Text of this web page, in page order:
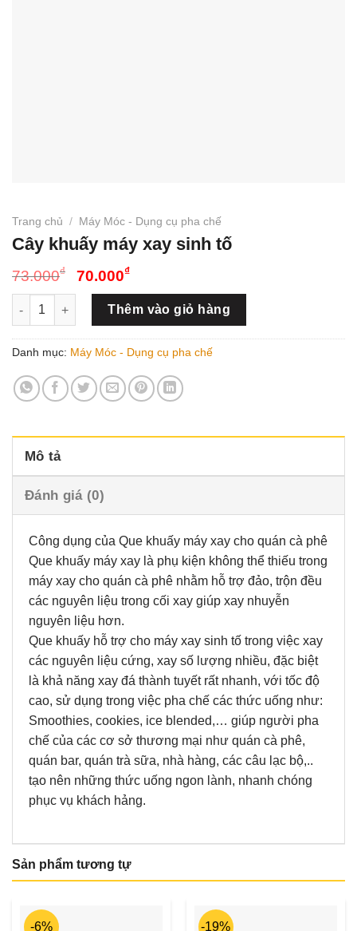
Trang chủ / Máy Móc - Dụng cụ pha chế
Cây khuấy máy xay sinh tố
73.000₫
Giá
gốc
73.000₫.
70.000₫Giá
hiện
tại
là:
70.000₫.
Cây khuấy máy xay sinh tố số lượng
Thêm vào giỏ hàng
Danh mục: Máy Móc - Dụng cụ pha chế
Mô tả
Đánh giá (0)
Công dụng của Que khuấy máy xay cho quán cà phê
Que khuấy máy xay là phụ kiện không thể thiếu trong
máy xay cho quán cà phê nhằm hỗ trợ đảo, trộn đều
các nguyên liệu trong cối xay giúp xay nhuyễn
nguyên liệu hơn.
Que khuấy hỗ trợ cho máy xay sinh tố trong việc xay
các nguyên liệu cứng, xay số lượng nhiều, đặc biệt
là khả năng xay đá thành tuyết rất nhanh, với tốc độ
cao, sử dụng trong việc pha chế các thức uống như:
Smoothies, cookies, ice blended,… giúp người pha
chế của các cơ sở thương mại như quán cà phê,
quán bar, quán trà sữa, nhà hàng, các câu lạc bộ,..
tạo nên những thức uống ngon lành, nhanh chóng
phục vụ khách hảng.
Sản phẩm tương tự
-6% -19%